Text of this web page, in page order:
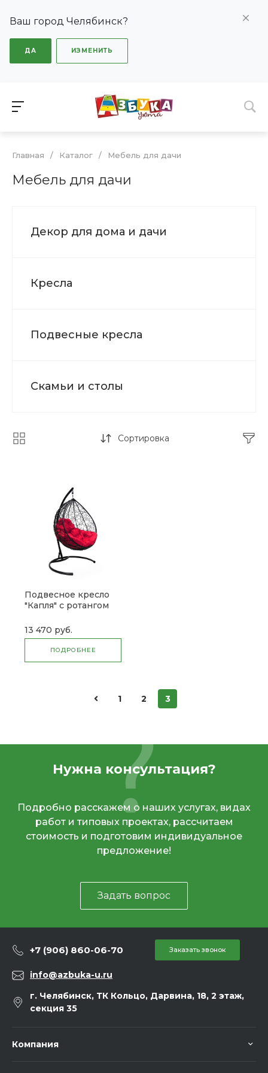
Ваш город Челябинск?
ДА ИЗМЕНИТЬ
Главная / Каталог / Мебель для дачи
Мебель для дачи
Декор для дома и дачи
Кресла
Подвесные кресла
Скамьи и столы
Сортировка
Подвесное кресло
"Капля" с ротангом
13 470 руб.
ПОДРОБНЕЕ
1 2 3
Нужна консультация?
Подробно расскажем о наших услугах, видах
работ и типовых проектах, рассчитаем
стоимость и подготовим индивидуальное
предложение!
Задать вопрос
+7 (906) 860-06-70 Заказать звонок
info@azbuka-u.ru
г. Челябинск, ТК Кольцо, Дарвина, 18, 2 этаж,
секция 35
Компания